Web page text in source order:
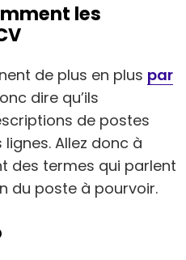
les
de plus en plus par
dire qu’ils
de postes
Allez donc à
des termes qui parlent
du poste à pourvoir.